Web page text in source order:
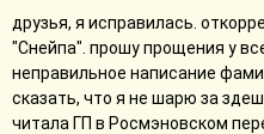
друзья, я исправилась.
"Снейпа". прошу прощения у
неправильное написание
сказать, что я не шарю за
читала ГП в Росмэновском